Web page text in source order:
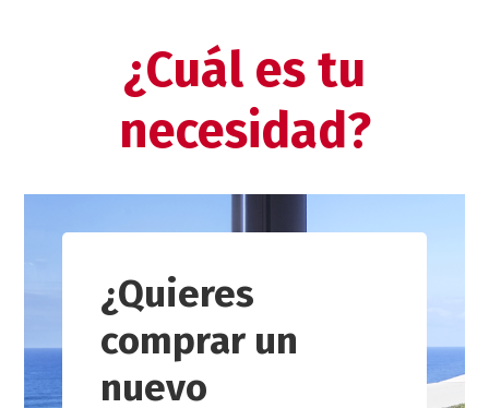
¿Cuál es tu
necesidad?
¿Quieres
comprar un
nuevo